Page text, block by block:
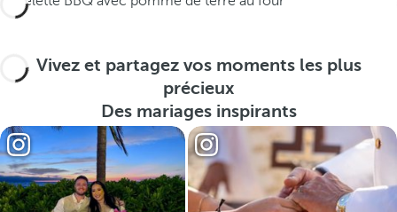
Vivez et partagez vos moments les plus
précieux
Des mariages inspirants